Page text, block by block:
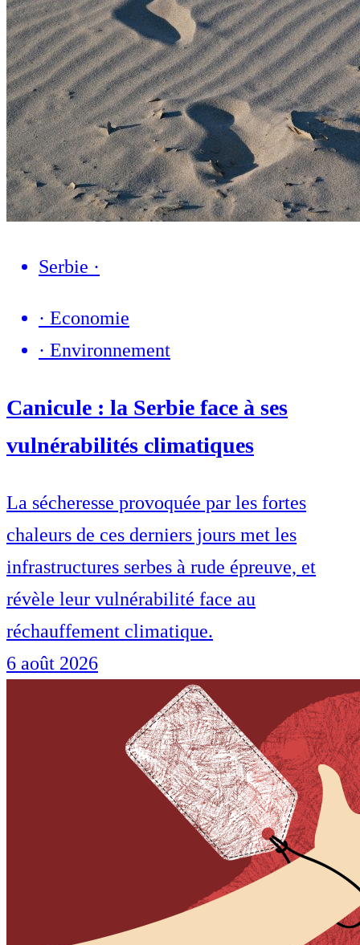
Serbie ·
· Economie
· Environnement
Canicule : la Serbie face à ses
vulnérabilités climatiques
La sécheresse provoquée par les fortes
chaleurs de ces derniers jours met les
infrastructures serbes à rude épreuve, et
révèle leur vulnérabilité face au
réchauffement climatique.
6 août 2026